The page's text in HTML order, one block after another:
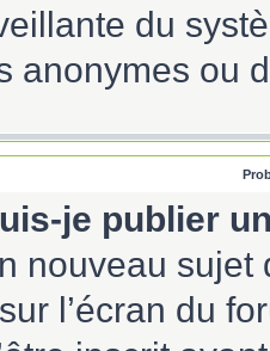
du
anonymes ou
je publier
nouveau
l’écran du